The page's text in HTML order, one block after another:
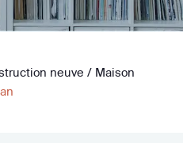
neuve / Maison